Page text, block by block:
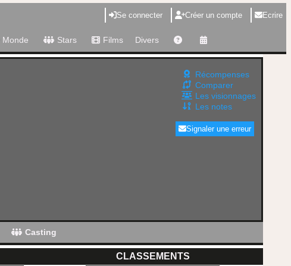
Se connecter Créer un compte Ecrire
Monde Stars Films Divers
Récompenses
Comparer
Les visionnages
Les notes
Signaler une erreur
Casting
CLASSEMENTS